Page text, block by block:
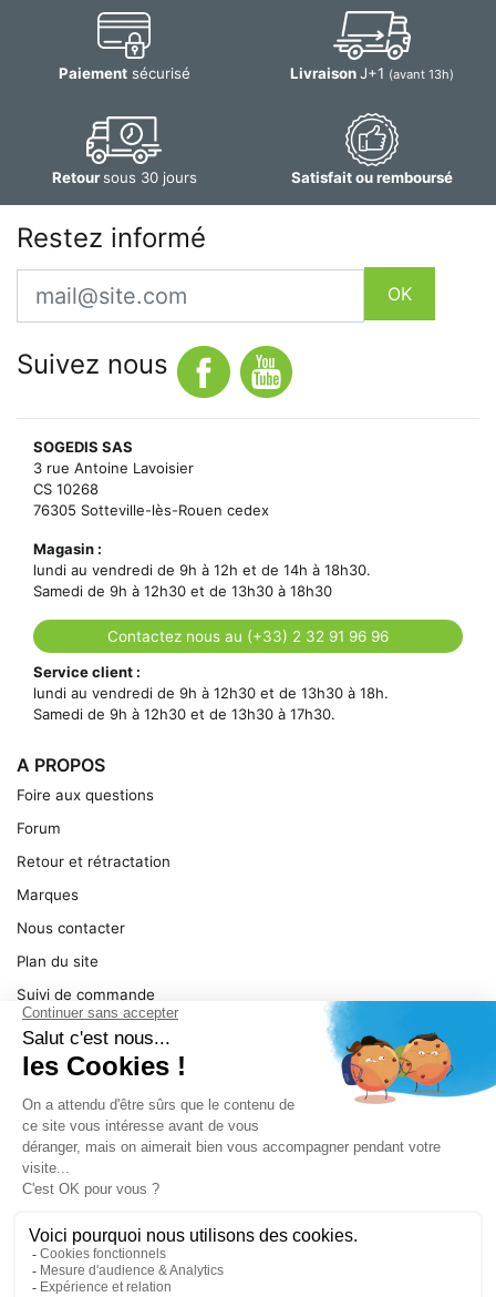
Paiementsécurisé LivraisonJ+1 (avant 13h)
Retoursous 30 jours Satisfait ou remboursé
Restez informé
Email
OK
Suivez nous
SOGEDIS SAS
3 rue Antoine Lavoisier
CS 10268
76305 Sotteville-lès-Rouen cedex
Magasin :
lundi au vendredi de 9h à 12h et de 14h à 18h30.
Samedi de 9h à 12h30 et de 13h30 à 18h30
Contactez nous au (+33) 2 32 91 96 96
Service client :
lundi au vendredi de 9h à 12h30 et de 13h30 à 18h.
Samedi de 9h à 12h30 et de 13h30 à 17h30.
A PROPOS
Foire aux questions
Forum
Retour et rétractation
Marques
Nous contacter
Plan du site
Suivi de commande
Ma facture
Mentions légales
SERVICE
Pièces détachées
Dépannage
Le magasin